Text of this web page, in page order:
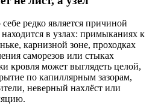
редко является причиной
в узлах: примыканиях к
карнизной зоне, проходках
саморезов или стыках
кровля может выглядеть целой,
по капиллярным зазорам,
неверный нахлёст или